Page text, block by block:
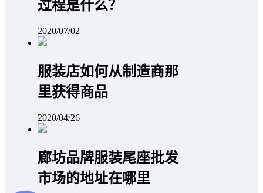
过程是什么？
2020/07/02
服装店如何从制造商那
里获得商品
2020/04/26
廊坊品牌服装尾座批发
市场的地址在哪里